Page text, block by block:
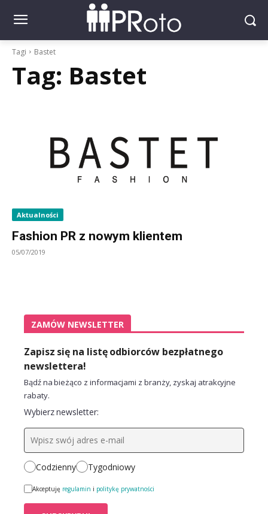
Tagi Bastet
Tag: Bastet
Aktualności
Fashion PR z nowym klientem
05/07/2019
ZAMÓW NEWSLETTER
Zapisz się na listę odbiorców bezpłatnego
newslettera!
Bądź na bieżąco z informacjami z branży, zyskaj atrakcyjne
rabaty.
Wybierz newsletter:
Codzienny Tygodniowy
Akceptuję regulamin i politykę prywatności